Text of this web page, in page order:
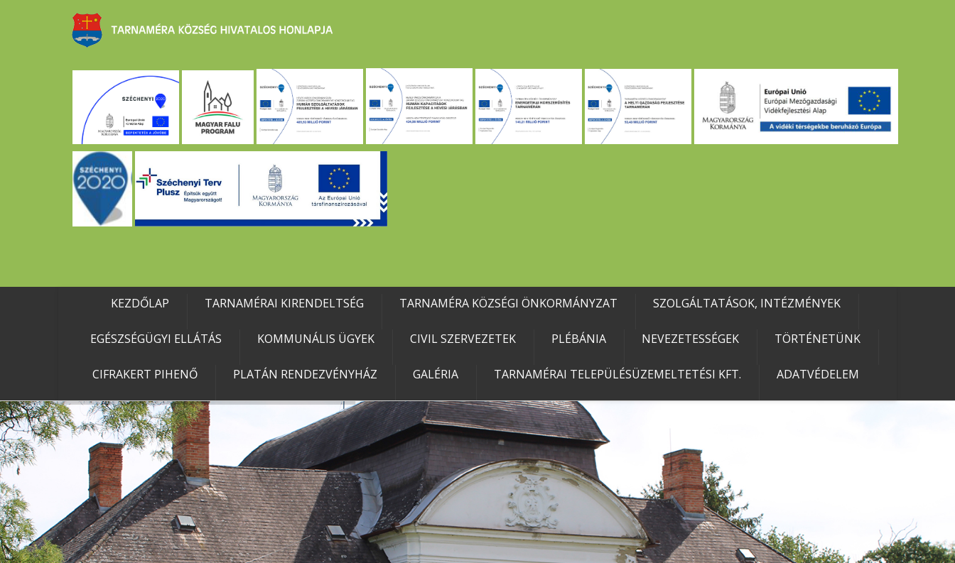
KEZDŐLAP TARNAMÉRAI KIRENDELTSÉG TARNAMÉRA KÖZSÉGI ÖNKORMÁNYZAT SZOLGÁLTATÁSOK, INTÉZMÉNYEK
EGÉSZSÉGÜGYI ELLÁTÁS KOMMUNÁLIS ÜGYEK CIVIL SZERVEZETEK PLÉBÁNIA NEVEZETESSÉGEK TÖRTÉNETÜNK
CIFRAKERT PIHENŐ PLATÁN RENDEZVÉNYHÁZ GALÉRIA TARNAMÉRAI TELEPÜLÉSÜZEMELTETÉSI KFT. ADATVÉDELEM